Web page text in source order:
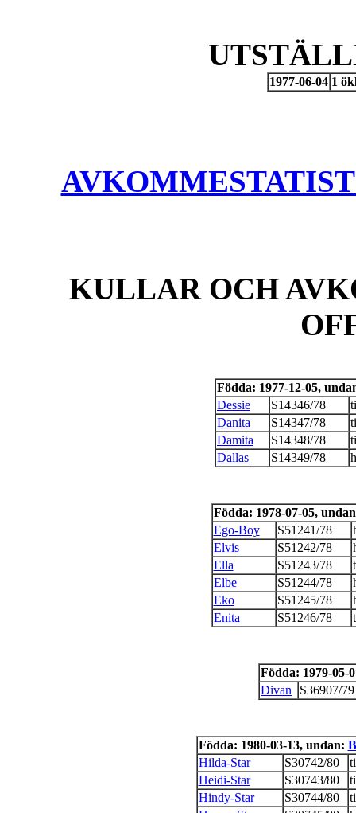
1977-06-04 1
KULLAR OCH
Födda: 1977-12-05,
Dessie
S14346/78
Danita
S14347/78
Damita
S14348/78
Dallas
S14349/78
Födda: 1978-07-05,
Ego-Boy
S51241/78
Elvis
S51242/78
Ella
S51243/78
Elbe
S51244/78
Eko
S51245/78
Enita
S51246/78
Födda: 1979-05-
Divan
S36907/79
Födda: 1980-03-13, undan:
Hilda-Star
S30742/80
Heidi-Star
S30743/80
Hindy-Star
S30744/80